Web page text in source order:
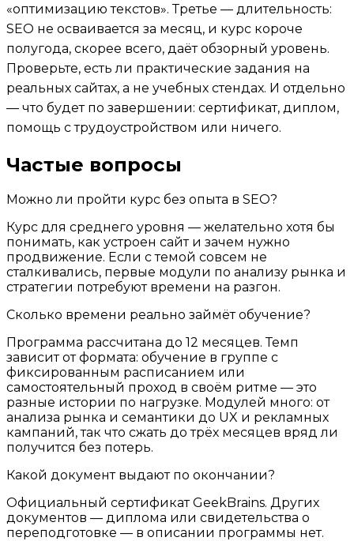
«оптимизацию текстов». Третье — длительность:
SEO не осваивается за месяц, и курс короче
полугода, скорее всего, даёт обзорный уровень.
Проверьте, есть ли практические задания на
реальных сайтах, а не учебных стендах. И отдельно
— что будет по завершении: сертификат, диплом,
помощь с трудоустройством или ничего.
Частые вопросы
Можно ли пройти курс без опыта в SEO?
Курс для среднего уровня — желательно хотя бы
понимать, как устроен сайт и зачем нужно
продвижение. Если с темой совсем не
сталкивались, первые модули по анализу рынка и
стратегии потребуют времени на разгон.
Сколько времени реально займёт обучение?
Программа рассчитана до 12 месяцев. Темп
зависит от формата: обучение в группе с
фиксированным расписанием или
самостоятельный проход в своём ритме — это
разные истории по нагрузке. Модулей много: от
анализа рынка и семантики до UX и рекламных
кампаний, так что сжать до трёх месяцев вряд ли
получится без потерь.
Какой документ выдают по окончании?
Официальный сертификат GeekBrains. Других
документов — диплома или свидетельства о
переподготовке — в описании программы нет.